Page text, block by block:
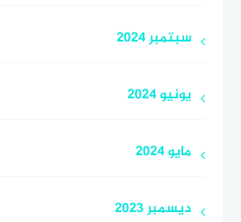
سبتمبر 2024
يونيو 2024
مايو 2024
ديسمبر 2023